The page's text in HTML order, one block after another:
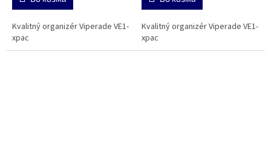
Kvalitný organizér Viperade VE1-
xpac
Kvalitný organizér Viperade VE1-
xpac